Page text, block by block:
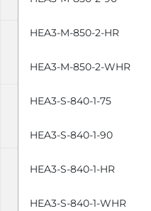
HEA3-M-850-2-HR
HEA3-M-850-2-WHR
HEA3-S-840-1-75
HEA3-S-840-1-90
HEA3-S-840-1-HR
HEA3-S-840-1-WHR